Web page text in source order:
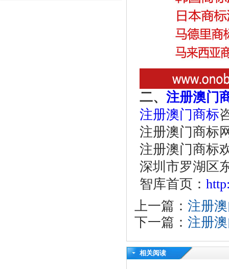
二、 注册澳门
注册澳门商标
注册澳门商标
注册澳门商标
深圳市罗湖区
智库首页：
上一篇： 注册
下一篇： 注册
相关阅读